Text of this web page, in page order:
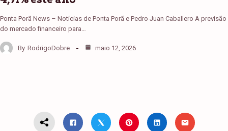
Ponta Porã News – Notícias de Ponta Porã e Pedro Juan Caballero A previsão
do mercado financeiro para…
By RodrigoDobre maio 12, 2026